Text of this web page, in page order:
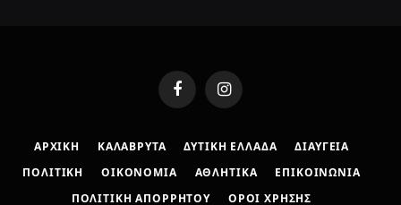
FacebookInstagram
ΑΡΧΙΚΉ ΚΑΛΆΒΡΥΤΑ ΔΥΤΙΚΉ ΕΛΛΆΔΑ ΔΙΑΎΓΕΙΑ
ΠΟΛΙΤΙΚΉ ΟΙΚΟΝΟΜΊΑ ΑΘΛΗΤΙΚΆ ΕΠΙΚΟΙΝΩΝΊΑ
ΠΟΛΙΤΙΚΉ ΑΠΟΡΡΉΤΟΥ ΌΡΟΙ ΧΡΉΣΗΣ